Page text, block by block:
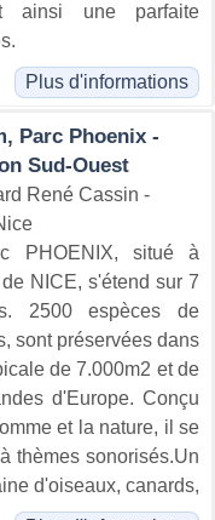
ainsi une parfaite
Plus d'informations
Parc Phoenix -
Sud-Ouest
René Cassin -
PHOENIX, situé à
de NICE, s'étend sur 7
2500 espèces de
sont préservées dans
de 7.000m2 et de
d'Europe. Conçu
et la nature, il se
thèmes sonorisés.Un
d'oiseaux, canards,